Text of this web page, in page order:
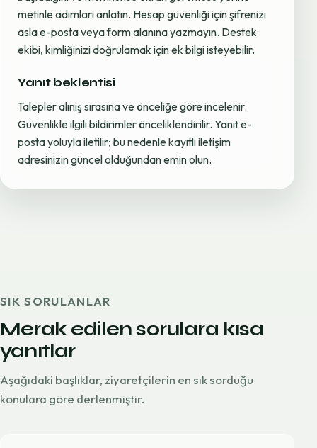
metinle adımları anlatın. Hesap güvenliği için şifrenizi
asla e-posta veya form alanına yazmayın. Destek
ekibi, kimliğinizi doğrulamak için ek bilgi isteyebilir.
Yanıt beklentisi
Talepler alınış sırasına ve önceliğe göre incelenir.
Güvenlikle ilgili bildirimler önceliklendirilir. Yanıt e-
posta yoluyla iletilir; bu nedenle kayıtlı iletişim
adresinizin güncel olduğundan emin olun.
SIK SORULANLAR
Merak edilen sorulara kısa
yanıtlar
Aşağıdaki başlıklar, ziyaretçilerin en sık sorduğu
konulara göre derlenmiştir.